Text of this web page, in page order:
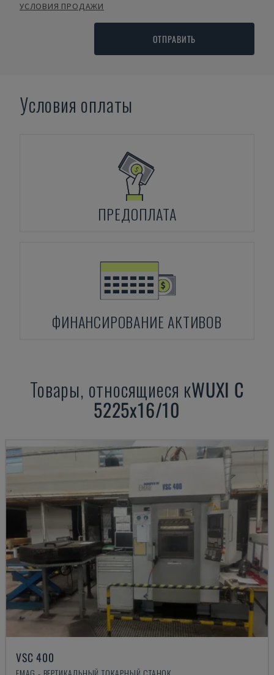
УСЛОВИЯ ПРОДАЖИ
ОТПРАВИТЬ
Условия оплаты
ПРЕДОПЛАТА
ФИНАНСИРОВАНИЕ АКТИВОВ
Товары, относящиеся кWUXI C
5225x16/10
VSC 400